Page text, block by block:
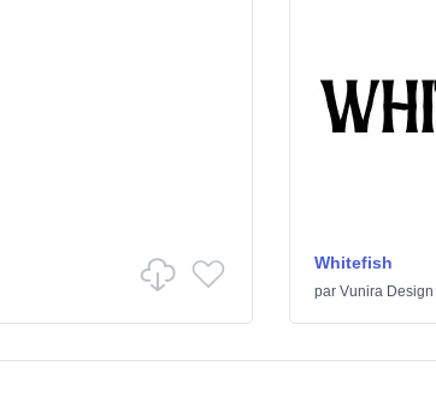
Whitefish
par Vunira Design